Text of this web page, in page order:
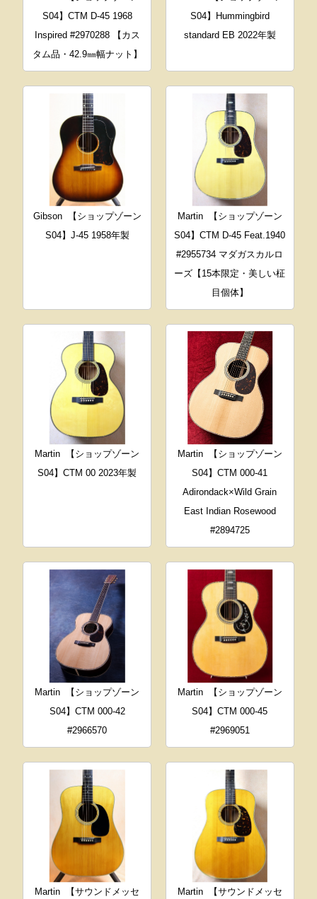
S04】CTM D-45 1968
Inspired #2970288 【カス
タム品・42.9㎜幅ナット】
S04】Hummingbird
standard EB 2022年製
Gibson
【ショップゾーン
S04】J-45 1958年製
Martin
【ショップゾーン
S04】CTM D-45 Feat.1940
#2955734 マダガスカルロ
ーズ【15本限定・美しい柾
目個体】
Martin
【ショップゾーン
S04】CTM 00 2023年製
Martin
【ショップゾーン
S04】CTM 000-41
Adirondack×Wild Grain
East Indian Rosewood
#2894725
Martin
【ショップゾーン
S04】CTM 000-42
#2966570
Martin
【ショップゾーン
S04】CTM 000-45
#2969051
Martin
【サウンドメッセ
Martin
【サウンドメッセ